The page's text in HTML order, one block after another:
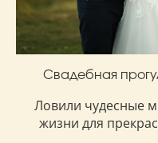
Свадебная
Ловили чудесные
жизни для